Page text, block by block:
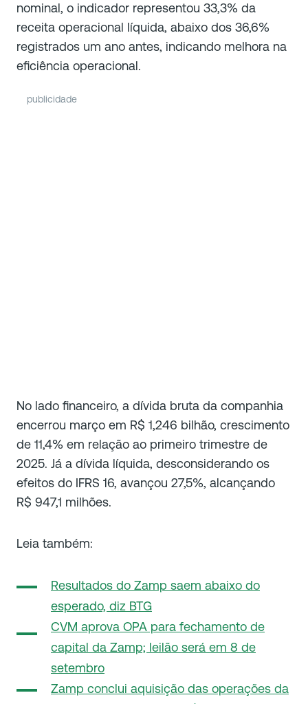
nominal, o indicador representou 33,3% da
receita operacional líquida, abaixo dos 36,6%
registrados um ano antes, indicando melhora na
eficiência operacional.
publicidade
No lado financeiro, a dívida bruta da companhia
encerrou março em R$ 1,246 bilhão, crescimento
de 11,4% em relação ao primeiro trimestre de
2025. Já a dívida líquida, desconsiderando os
efeitos do IFRS 16, avançou 27,5%, alcançando
R$ 947,1 milhões.
Leia também:
Resultados do Zamp saem abaixo do
esperado, diz BTG
CVM aprova OPA para fechamento de
capital da Zamp; leilão será em 8 de
setembro
Zamp conclui aquisição das operações da